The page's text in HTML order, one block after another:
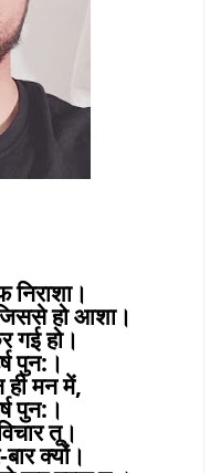
निराशा।
हो आशा।
गई हो।
पुन:।
ही मन में,
पुन:।
तू।
बार क्यों।